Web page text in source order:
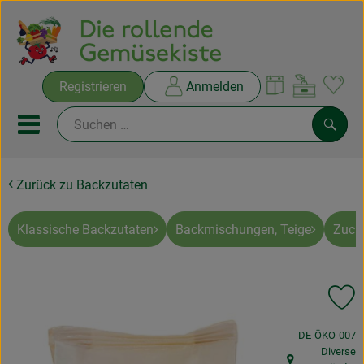
Registrieren Anmelden
Mobiles Menu öffnen oder
Ökokisten
Rezepte
Ökokisten
Zurück zu Backzutaten
Klassische Backzutaten Backmischungen, Teige
, Kontrollstelle:
DE-ÖKO-007
Diverse